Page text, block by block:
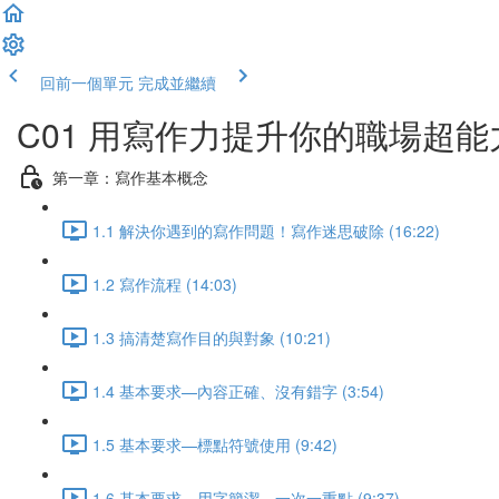
回前一個單元 完成並繼續
C01 用寫作力提升你的職場超能
第一章：寫作基本概念
1.1 解決你遇到的寫作問題！寫作迷思破除 (16:22)
1.2 寫作流程 (14:03)
1.3 搞清楚寫作目的與對象 (10:21)
1.4 基本要求—內容正確、沒有錯字 (3:54)
1.5 基本要求—標點符號使用 (9:42)